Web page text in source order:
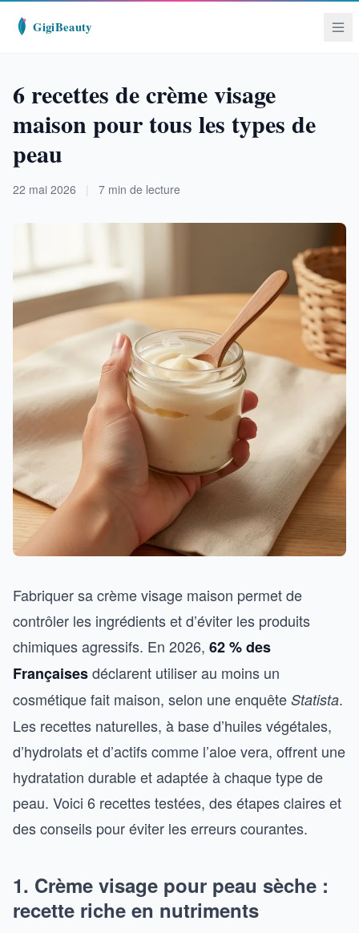
6 recettes de crème visage
maison pour tous les types de
peau
22 mai 2026 | 7 min de lecture
Fabriquer sa crème visage maison permet de
contrôler les ingrédients et d’éviter les produits
chimiques agressifs. En 2026, 62 % des
Françaisesdéclarent utiliser au moins un
cosmétique fait maison, selon une enquête Statista.
Les recettes naturelles, à base d’huiles végétales,
d’hydrolats et d’actifs comme l’aloe vera, offrent une
hydratation durable et adaptée à chaque type de
peau. Voici 6 recettes testées, des étapes claires et
des conseils pour éviter les erreurs courantes.
1. Crème visage pour peau sèche :
recette riche en nutriments